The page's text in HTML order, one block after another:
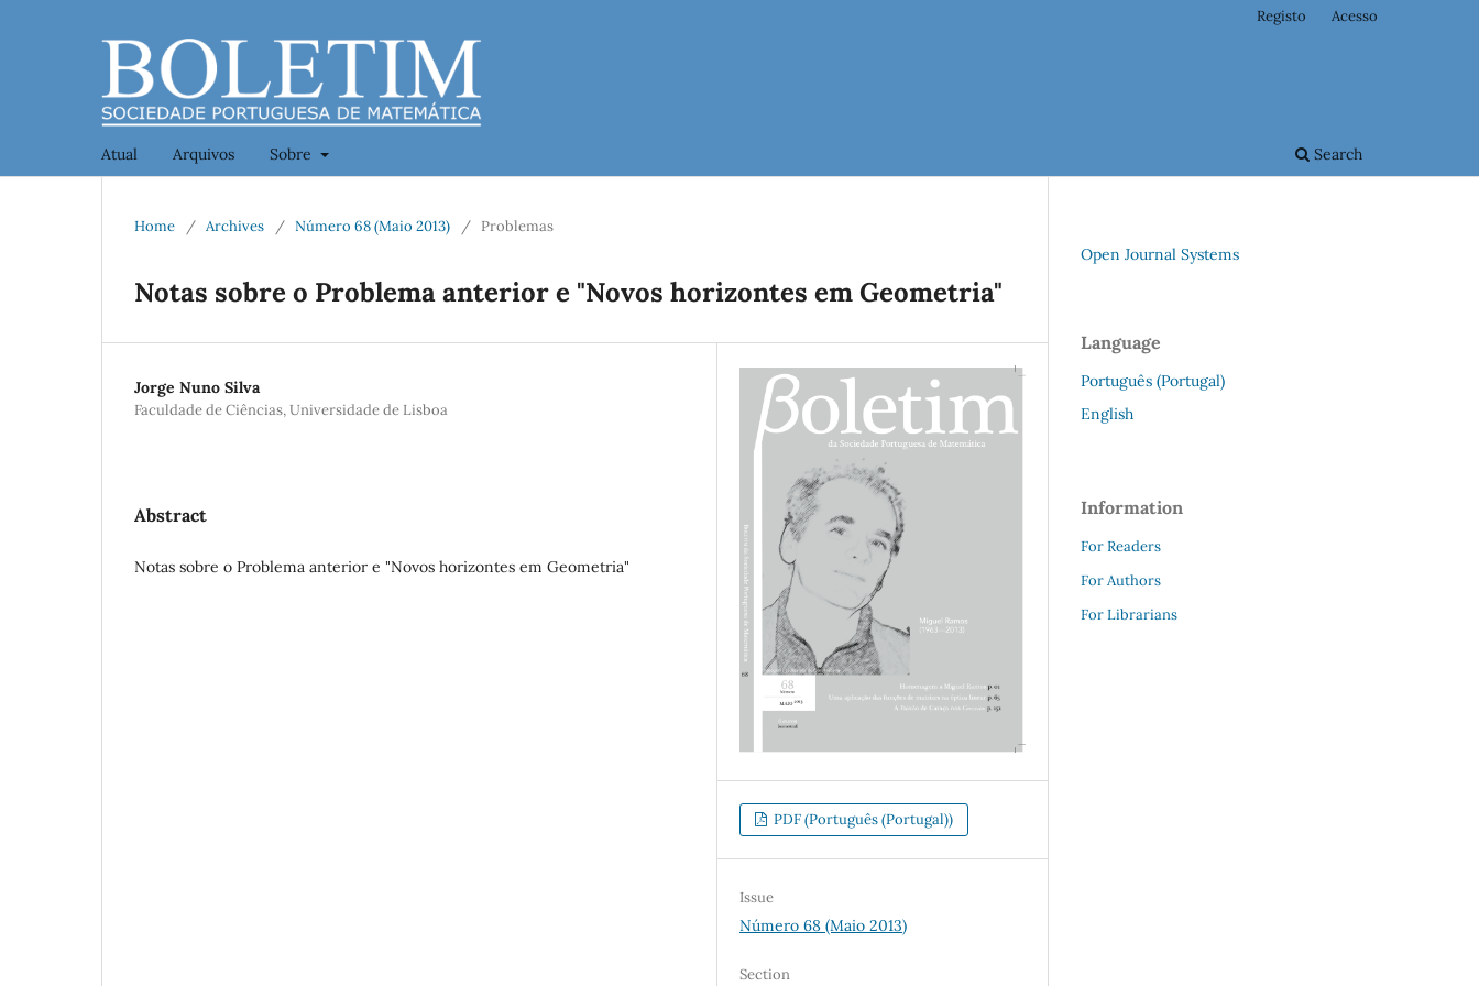
Atual Arquivos Sobre Search
Registo Acesso
Home / Archives / Número 68 (Maio 2013) / Problemas
Notas sobre o Problema anterior e "Novos horizontes em Geometria"
Jorge Nuno Silva
Faculdade de Ciências, Universidade de Lisboa
Abstract
Notas sobre o Problema anterior e "Novos horizontes em Geometria"
PDF (Português (Portugal))
Issue
Número 68 (Maio 2013)
Section
Open Journal Systems
Language
Português (Portugal)
English
Information
For Readers
For Authors
For Librarians